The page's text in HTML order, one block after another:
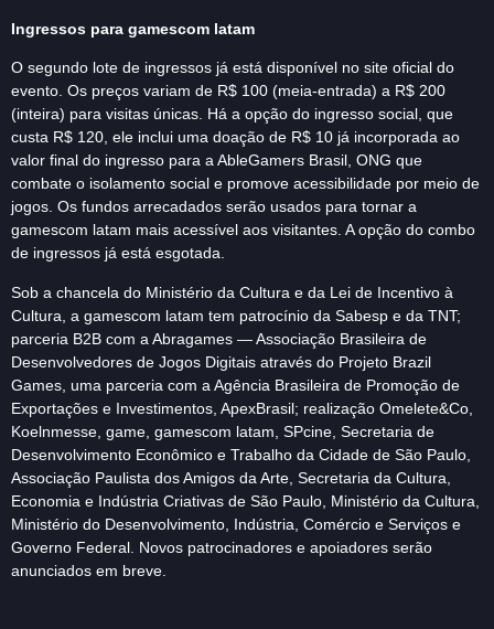
Ingressos para gamescom latam
O segundo lote de ingressos já está disponível no site oficial do
evento. Os preços variam de R$ 100 (meia-entrada) a R$ 200
(inteira) para visitas únicas. Há a opção do ingresso social, que
custa R$ 120, ele inclui uma doação de R$ 10 já incorporada ao
valor final do ingresso para a AbleGamers Brasil, ONG que
combate o isolamento social e promove acessibilidade por meio de
jogos. Os fundos arrecadados serão usados para tornar a
gamescom latam mais acessível aos visitantes. A opção do combo
de ingressos já está esgotada.
Sob a chancela do Ministério da Cultura e da Lei de Incentivo à
Cultura, a gamescom latam tem patrocínio da Sabesp e da TNT;
parceria B2B com a Abragames — Associação Brasileira de
Desenvolvedores de Jogos Digitais através do Projeto Brazil
Games, uma parceria com a Agência Brasileira de Promoção de
Exportações e Investimentos, ApexBrasil; realização Omelete&Co,
Koelnmesse, game, gamescom latam, SPcine, Secretaria de
Desenvolvimento Econômico e Trabalho da Cidade de São Paulo,
Associação Paulista dos Amigos da Arte, Secretaria da Cultura,
Economia e Indústria Criativas de São Paulo, Ministério da Cultura,
Ministério do Desenvolvimento, Indústria, Comércio e Serviços e
Governo Federal. Novos patrocinadores e apoiadores serão
anunciados em breve.